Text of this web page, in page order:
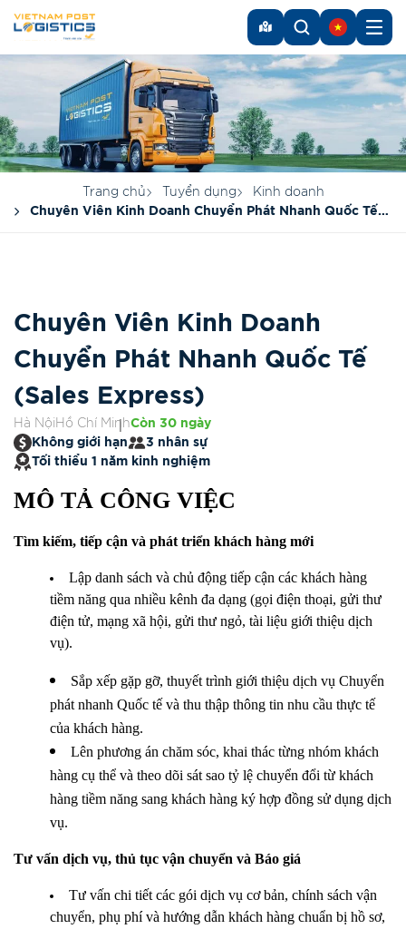
Trang chủ Tuyển dụng
Kinh doanh
Chuyên Viên Kinh Doanh Chuyển Phát Nhanh Quốc Tế
Chuyên Viên Kinh Doanh
Chuyển Phát Nhanh Quốc Tế
(Sales Express)
Hà Nội Hồ Chí MinhCòn 30 ngày
Không giới hạn
3 nhân sự
Tối thiểu 1 năm kinh nghiệm
MÔ TẢ CÔNG VIỆC
Tìm kiếm, tiếp cận và phát triển khách hàng mới
Lập danh sách và chủ động tiếp cận các khách hàng
tiềm năng qua nhiều kênh đa dạng (gọi điện thoại, gửi thư
điện tử, mạng xã hội, gửi thư ngỏ, tài liệu giới thiệu dịch
vụ).
Sắp xếp gặp gỡ, thuyết trình giới thiệu dịch vụ Chuyển
phát nhanh Quốc tế và thu thập thông tin nhu cầu thực tế
của khách hàng.
Lên phương án chăm sóc, khai thác từng nhóm khách
hàng cụ thể và theo dõi sát sao tỷ lệ chuyển đổi từ khách
hàng tiềm năng sang khách hàng ký hợp đồng sử dụng dịch
vụ.
Tư vấn dịch vụ, thủ tục vận chuyển và Báo giá
Tư vấn chi tiết các gói dịch vụ cơ bản, chính sách vận
chuyển, phụ phí và hướng dẫn khách hàng chuẩn bị hồ sơ,